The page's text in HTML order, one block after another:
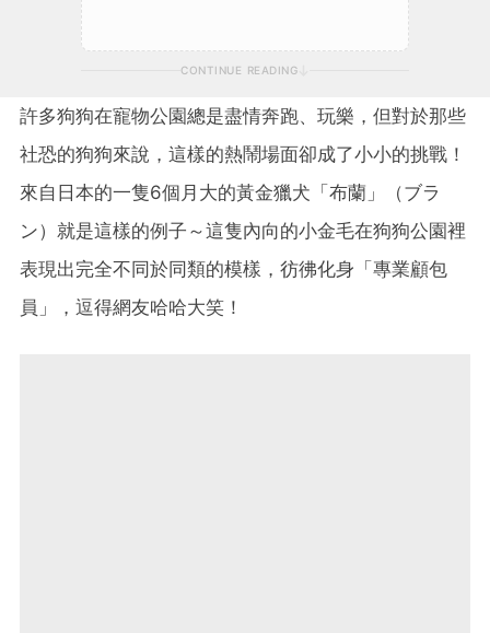
CONTINUE READING
許多狗狗在寵物公園總是盡情奔跑、玩樂，但對於那些
社恐的狗狗來說，這樣的熱鬧場面卻成了小小的挑戰！
來自日本的一隻6個月大的黃金獵犬「布蘭」（ブラ
ン）就是這樣的例子～這隻內向的小金毛在狗狗公園裡
表現出完全不同於同類的模樣，彷彿化身「專業顧包
員」，逗得網友哈哈大笑！